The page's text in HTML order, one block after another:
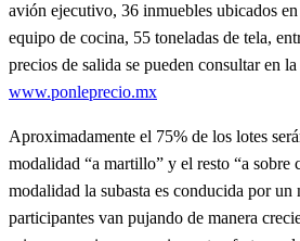
avión ejecutivo, 36 inmuebles ubicados
equipo de cocina, 55 toneladas de tela,
precios de salida se pueden consultar en
www.ponleprecio.mx
Aproximadamente el 75% de los lotes
modalidad “a martillo” y el resto “a sobre
modalidad la subasta es conducida por
participantes van pujando de manera